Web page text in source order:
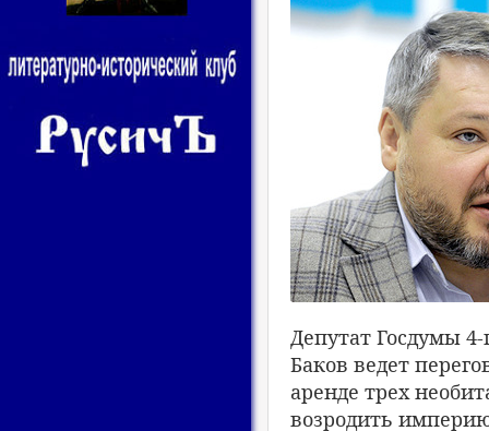
Депутат Госдумы
Баков ведет
аренде трех
возродить